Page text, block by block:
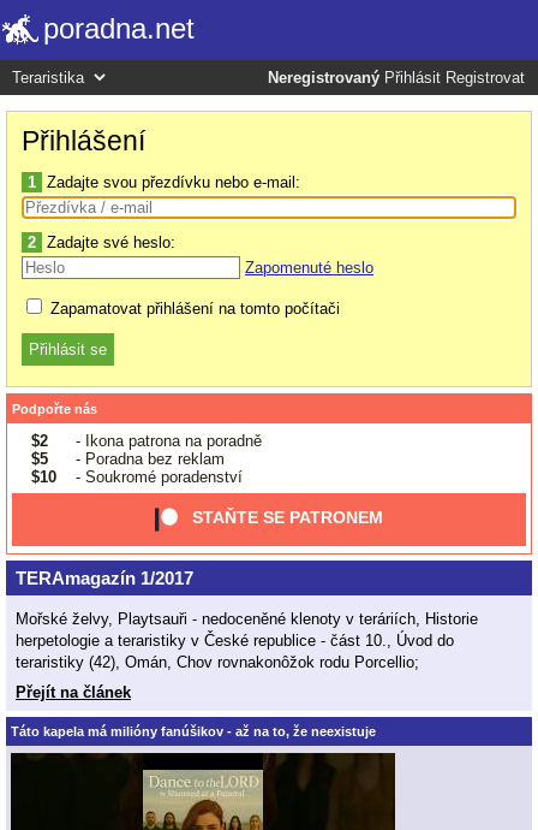
poradna.net
Neregistrovaný Přihlásit Registrovat
Přihlášení
1 Zadajte svou přezdívku nebo e-mail:
2 Zadajte své heslo:
Zapomenuté heslo
Zapamatovat přihlášení na tomto počítači
Podpořte nás
$2
- Ikona patrona na poradně
$5
- Poradna bez reklam
$10
- Soukromé poradenství
STAŇTE SE PATRONEM
TERAmagazín 1/2017
Mořské želvy, Playtsauři - nedoceněné klenoty v teráriích, Historie
herpetologie a teraristiky v České republice - část 10., Úvod do
teraristiky (42), Omán, Chov rovnakonôžok rodu Porcellio;
Přejít na článek
Táto kapela má milióny fanúšikov - až na to, že neexistuje